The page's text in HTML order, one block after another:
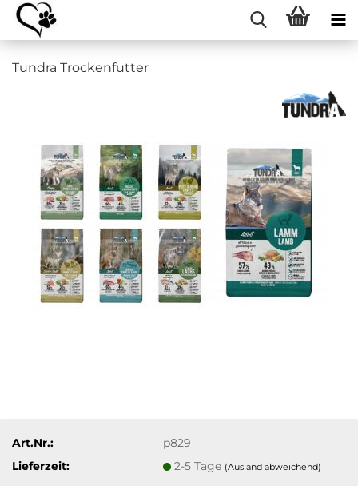
Tundra Trockenfutter
Art.Nr.:
p829
Lieferzeit:
2-5 Tage (Ausland abweichend)